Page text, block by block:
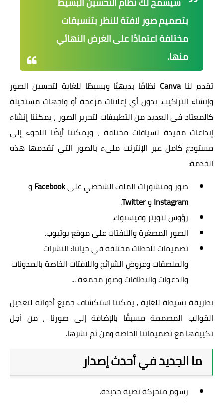
بتصميم صور لافتة للنظر بتنسيقات
مختلفة اعتمادًا على الغرض النهائي
منها.
تقدم لناCanva نظامًا بديهيًا وبسيطًا للغاية لتحسين الصور
وإنشاء التراكيب. بدون أي إعلانات مزعجة أو واجهات مستحيلة
كالمعتاد في العديد من التطبيقات لتحرير الصور ، يمكننا إنشاء
إبداعات مفيدة لسياقات مختلفة ، ويمكننا أيضًا اللجوء إلى
مستودع كامل عبر الإنترنت مليء بالصور التي تقدمها هذه
الخدمة:
صور ومنشورات الملف الشخصي علىFacebookو
InstagramوTwitter
.
رؤوس لتويتر وفيسبوك.
الصور المصغرة واللافتات على موقع يوتيوب.
تصميمات للحظات مختلفة في حياتنا: النشرات
والملصقات وعروض الشرائح واللافتات الخاصة بالمدونات
والدعوات والبطاقات وصور مجمعة ...
بطريقة بسيطة للغاية ، يمكننا استكشاف جميع أدواته لتعديل
القوالب المصممة مسبقًا بالإضافة إلى صورنا ، من أجل
تكييفها مع تصميماتنا الخاصة ومن ثم نشرها.
ما الجديد في أحدث إصدار
رسوم متحركة نصية جديدة.